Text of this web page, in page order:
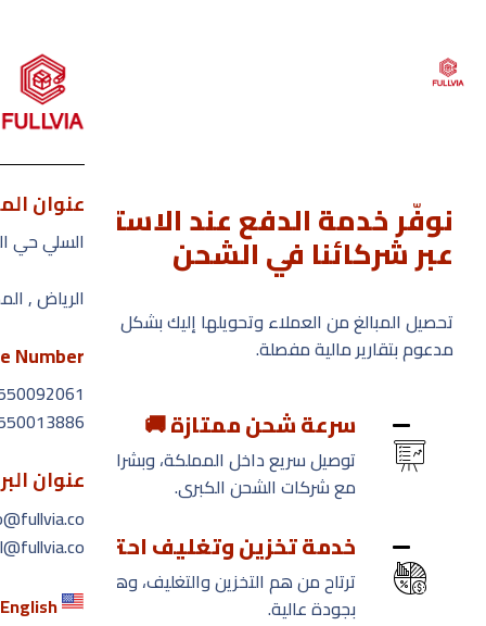
القائمة
من
لغة
عنوان
السلي حي
الرياض ,
Number
عنوان
English
نوفّر خدمة الدفع عند الاستلام
عبر شركائنا في الشحن
تحصيل المبالغ من العملاء وتحويلها إليك بشكل دوري
مدعوم بتقارير مالية مفصلة.
سرعة شحن ممتازة 🚚
توصيل سريع داخل المملكة، وبشراكات قوية
مع شركات الشحن الكبرى.
خدمة تخزين وتغليف احترافية 📦
ترتاح من هم التخزين والتغليف، وهم يتولونها
بجودة عالية.